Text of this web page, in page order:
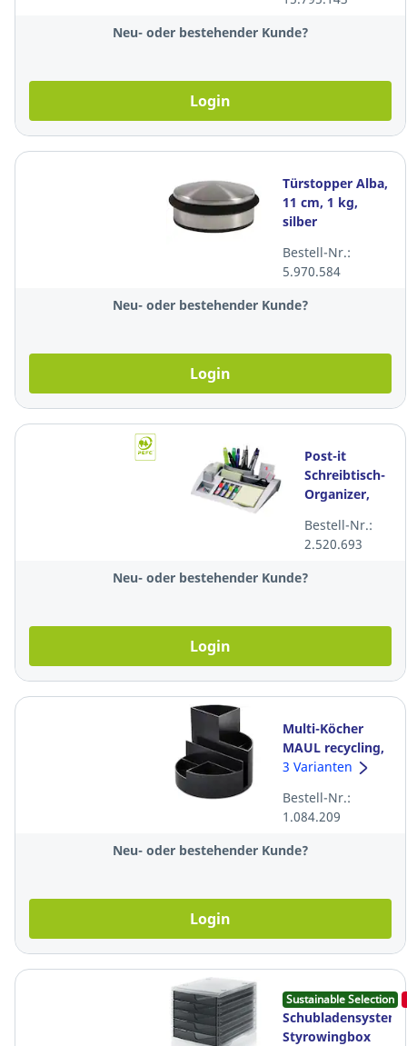
Neu- oder bestehender Kunde?
Login
Türstopper Alba,
11 cm, 1 kg,
silber
Bestell-Nr.:
5.970.584
Neu- oder bestehender Kunde?
Login
Post-it
Schreibtisch-
Organizer,
Organizer,
silbergrau
Bestell-Nr.:
2.520.693
Neu- oder bestehender Kunde?
Login
Multi-Köcher
MAUL recycling,
schwarz
3 Varianten
Bestell-Nr.:
1.084.209
Neu- oder bestehender Kunde?
Login
Sustainable Selection
Schubladensystem
Styrowingbox